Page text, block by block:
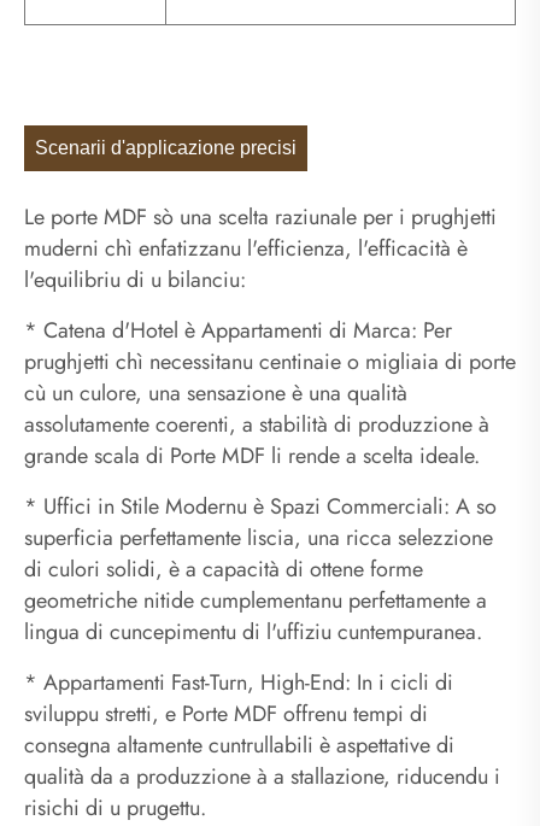
Scenarii d'applicazione precisi
Le porte MDF sò una scelta raziunale per i prughjetti
muderni chì enfatizzanu l'efficienza, l'efficacità è
l'equilibriu di u bilanciu:
* Catena d'Hotel è Appartamenti di Marca: Per
prughjetti chì necessitanu centinaie o migliaia di porte
cù un culore, una sensazione è una qualità
assolutamente coerenti, a stabilità di produzzione à
grande scala di Porte MDF li rende a scelta ideale.
* Uffici in Stile Modernu è Spazi Commerciali: A so
superficia perfettamente liscia, una ricca selezzione
di culori solidi, è a capacità di ottene forme
geometriche nitide cumplementanu perfettamente a
lingua di cuncepimentu di l'uffiziu cuntempuranea.
* Appartamenti Fast-Turn, High-End: In i cicli di
sviluppu stretti, e Porte MDF offrenu tempi di
consegna altamente cuntrullabili è aspettative di
qualità da a produzzione à a stallazione, riducendu i
risichi di u prugettu.